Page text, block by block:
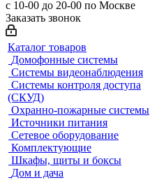
с 10-00 до 20-00 по Москве
Заказать звонок
Каталог товаров
Домофонные системы
Системы видеонаблюдения
Системы контроля доступа
(СКУД)
Охранно-пожарные системы
Источники питания
Сетевое оборудование
Комплектующие
Шкафы, щиты и боксы
Дом и дача